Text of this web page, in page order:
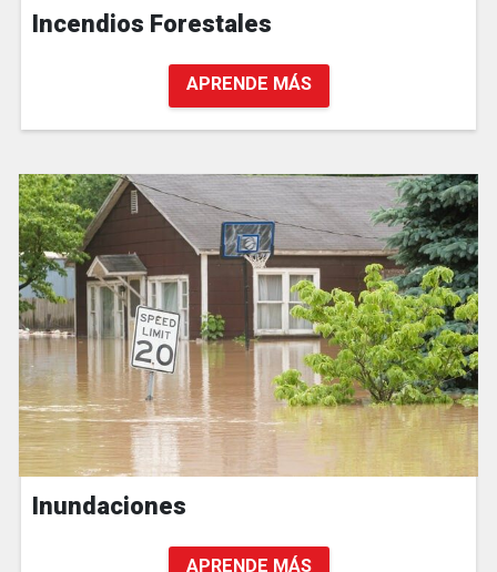
Incendios Forestales
APRENDE MÁS
Inundaciones
APRENDE MÁS